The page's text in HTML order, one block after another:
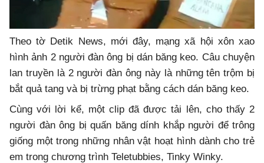
Theo tờ Detik News, mới đây, mạng xã hội xôn xao
hình ảnh 2 người đàn ông bị dán băng keo. Câu chuyện
lan truyền là 2 người đàn ông này là những tên trộm bị
bắt quả tang và bị trừng phạt bằng cách dán băng keo.
Cùng với lời kể, một clip đã được tải lên, cho thấy 2
người đàn ông bị quấn băng dính khắp người để trông
giống một trong những nhân vật hoạt hình dành cho trẻ
em trong chương trình Teletubbies, Tinky Winky.